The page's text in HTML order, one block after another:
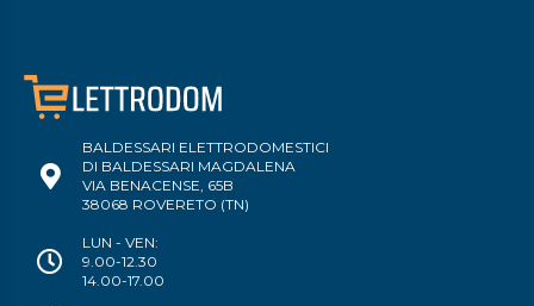
BALDESSARI ELETTRODOMESTICI
DI BALDESSARI MAGDALENA
VIA BENACENSE, 65B
38068 ROVERETO (TN)
LUN - VEN:
9.00-12.30
14.00-17.00